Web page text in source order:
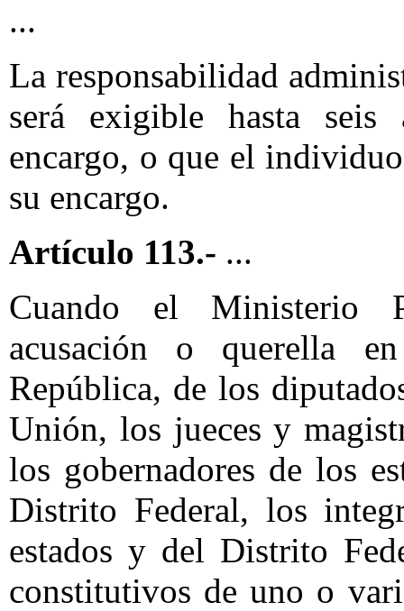
...
La responsabilidad
será exigible hasta seis
encargo, o que el
su encargo.
Artículo 113.- ...
Cuando el Ministerio
acusación o querella
República, de los
Unión, los jueces y
los gobernadores de los
Distrito Federal, los
estados y del Distrito
constitutivos de uno o